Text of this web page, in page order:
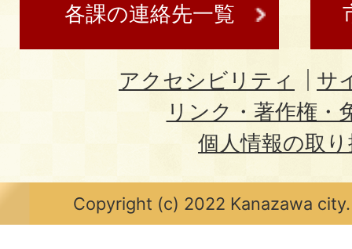
各課の連絡先一覧
アクセシビリティ
サ
リンク・著作権・
個人情報の取
Copyright (c) 2022 Kanazawa